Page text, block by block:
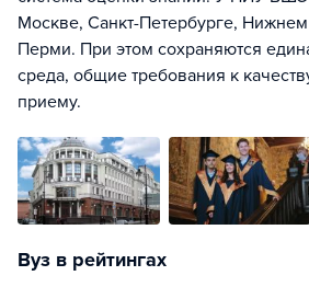
Москве, Санкт-Петербурге,
Перми. При этом сохраняются
среда, общие требования к
приему.
Вуз в рейтингах